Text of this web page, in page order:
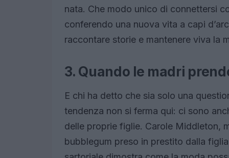
nata. Che modo unico di connettersi
conferendo una nuova vita a capi
raccontare storie e mantenere viva la
3. Quando le madri
E chi ha detto che sia solo una
tendenza non si ferma qui: ci sono
delle proprie figlie. Carole Middleton,
bubblegum preso in prestito dalla